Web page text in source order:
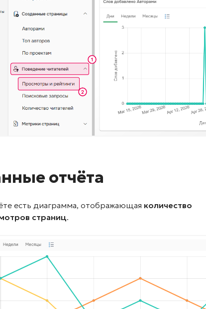
отчёта
есть диаграмма, отображающая количество
страниц.